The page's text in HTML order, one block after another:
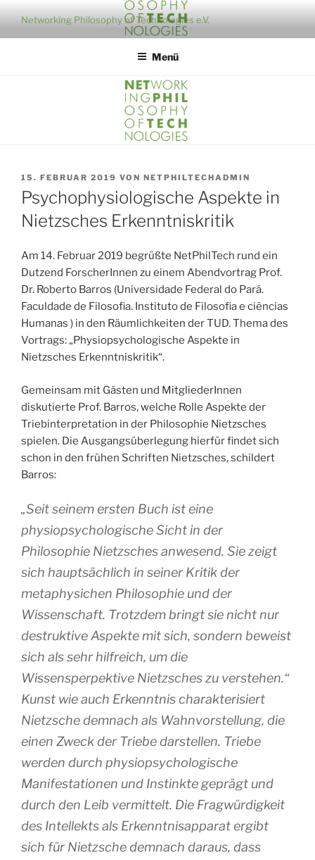
Inhalt
springen
Networking Philosophy of Technologies e.V.
Menü
VERÖFFENTLICHT
AM
15. FEBRUAR 2019 VON NETPHILTECHADMIN
Psychophysiologische Aspekte in
Nietzsches Erkenntniskritik
Am 14. Februar 2019 begrüßte NetPhilTech rund ein
Dutzend ForscherInnen zu einem Abendvortrag Prof.
Dr. Roberto Barros (Universidade Federal do Pará.
Faculdade de Filosofia. Instituto de Filosofia e ciências
Humanas ) in den Räumlichkeiten der TUD. Thema des
Vortrags: „Physiopsychologische Aspekte in
Nietzsches Erkenntniskritik“.
Gemeinsam mit Gästen und MitgliederInnen
diskutierte Prof. Barros, welche Rolle Aspekte der
Triebinterpretation in der Philosophie Nietzsches
spielen. Die Ausgangsüberlegung hierfür findet sich
schon in den frühen Schriften Nietzsches, schildert
Barros:
„Seit seinem ersten Buch ist eine
physiopsychologische Sicht in der
Philosophie Nietzsches anwesend. Sie zeigt
sich hauptsächlich in seiner Kritik der
metaphysichen Philosophie und der
Wissenschaft. Trotzdem bringt sie nicht nur
destruktive Aspekte mit sich, sondern beweist
sich als sehr hilfreich, um die
Wissensperpektive Nietzsches zu verstehen.“
Kunst wie auch Erkenntnis charakterisiert
Nietzsche demnach als Wahnvorstellung, die
einen Zweck der Triebe darstellen. Triebe
werden durch physiopsychologische
Manifestationen und Instinkte geprägt und
durch den Leib vermittelt. Die Fragwürdigkeit
des Intellekts als Erkenntnisapparat ergibt
sich für Nietzsche demnach daraus, dass